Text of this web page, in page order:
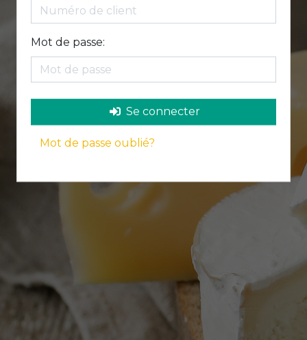
Mot de passe:
Se connecter
Mot de passe oublié?